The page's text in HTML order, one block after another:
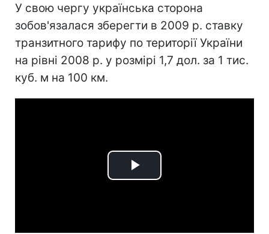
У свою чергу українська сторона
зобов'язалася зберегти в 2009 р. ставку
транзитного тарифу по території України
на рівні 2008 р. у розмірі 1,7 дол. за 1 тис.
куб. м на 100 км.
Play